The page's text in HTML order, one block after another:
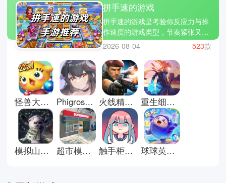
拼手速的游戏
拼手速的游戏是考验你反应力与操
作速度的游戏类型，节奏紧张又充
满刺激。在不断点击与操作中，玩
家需要快速做出判断，稍有迟疑就
可能错失高分。像节奏大师、别踩
白块儿和钢琴块2这样的经典作
品，就很好地展现了手速与反应的
极限挑战。如果你也想挑战自己的
反应极限，不妨到本站下载体验，
看看你的手速究竟有多快。
2026-08-04 523款
怪兽大作战正版 Phigros音游官方正版 火线精英官方版 重生细胞官方正版
模拟山羊收获日手机版 超市模拟器正版 触手柜子2中文版 球球英雄官方正版